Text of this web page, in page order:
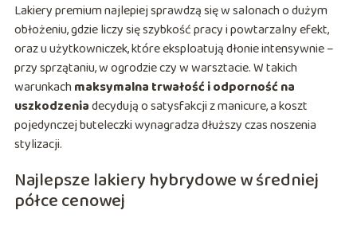
Lakiery premium najlepiej sprawdzą się w salonach o dużym
obłożeniu, gdzie liczy się szybkość pracy i powtarzalny efekt,
oraz u użytkowniczek, które eksploatują dłonie intensywnie –
przy sprzątaniu, w ogrodzie czy w warsztacie. W takich
warunkachmaksymalna trwałość i odporność na
uszkodzeniadecydują o satysfakcji z manicure, a koszt
pojedynczej buteleczki wynagradza dłuższy czas noszenia
stylizacji.
Najlepsze lakiery hybrydowe w średniej
półce cenowej